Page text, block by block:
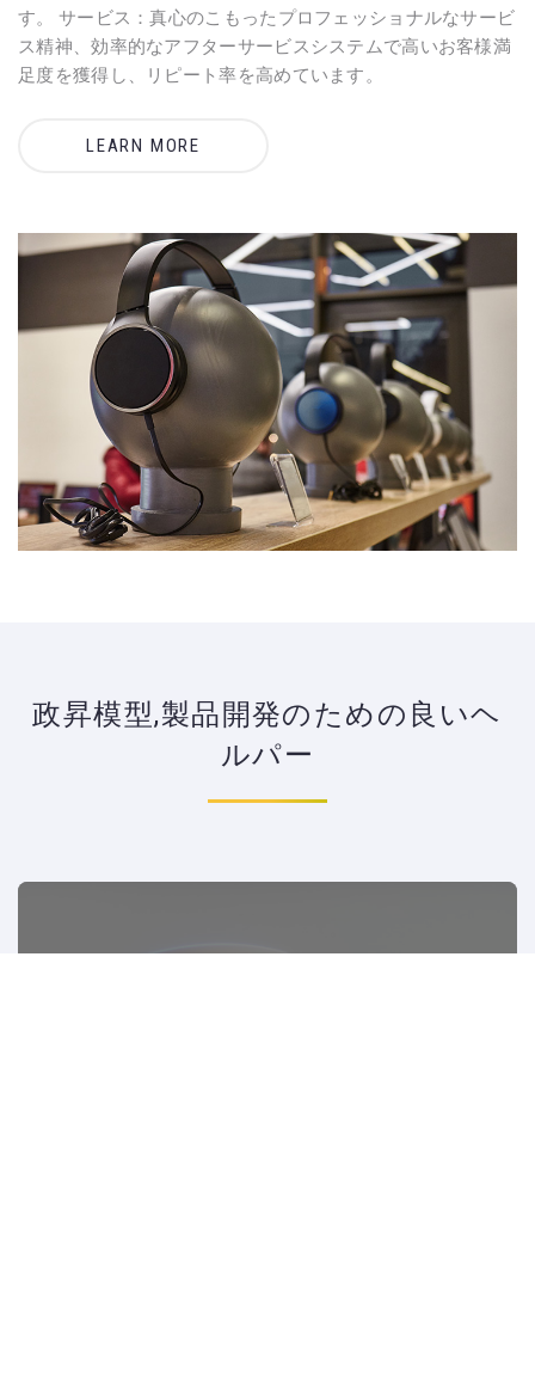
す。 サービス：真心のこもったプロフェッショナルなサービ
ス精神、効率的なアフターサービスシステムで高いお客様満
足度を獲得し、リピート率を高めています。
LEARN MORE
政昇模型,製品開発のための良いヘ
ルパー